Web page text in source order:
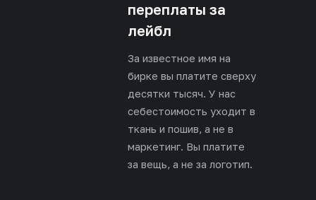
переплаты за
лейбл
За известное имя на
бирке вы платите сверху
десятки тысяч. У нас
себестоимость уходит в
ткань и пошив, а не в
маркетинг. Вы платите
за вещь, а не за логотип.